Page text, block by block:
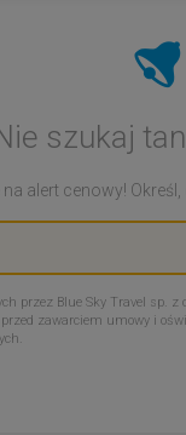
szukaj
alert cenowy!
przez Blue Sky Travel sp.
zawarciem umowy i